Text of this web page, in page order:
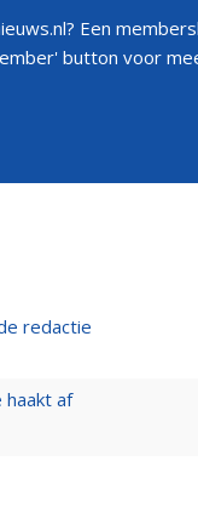
Een
button voor
redactie
haakt af